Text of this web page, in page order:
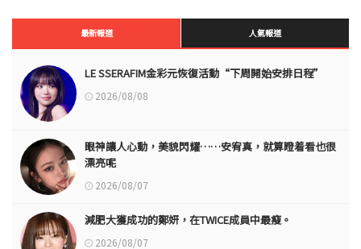
最新報道 人氣報道
LE SSERAFIM金彩元恢復活動“下周開始安排日程”
2026/08/08
眼神讓人心動，美貌閃耀……安宥真，就算瞪着看也很
漂亮呢
2026/08/07
減肥大獲成功的鄭妍，在TWICE成員中最瘦。
2026/08/07